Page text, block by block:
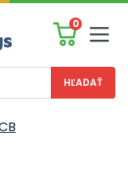
0